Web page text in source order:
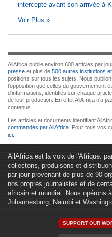
intercepté avant son arrivée à
Voir Plus »
AllAfrica publie environ 600 articles par
presse et plus de 500 autres institutions
positions sur tous les sujets. Nous
l'opposition que celles du gouvernement
d'informations, identifiés sur chaque
de leur production. En effet AllAfrica n'a
contenus.
Les articles et documents identifiant
commandés par AllAfrica . Pour tous vos
ici
AllAfrica est la voix de l'Afrique.
collectons, produisons et
par jour provenant de plus de 90
nos propres journalistes et de
africain et mondial. Nous opérons
Johannesburg, Nairobi et
SUPPORT OUR